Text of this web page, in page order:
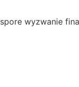
spore wyzwanie